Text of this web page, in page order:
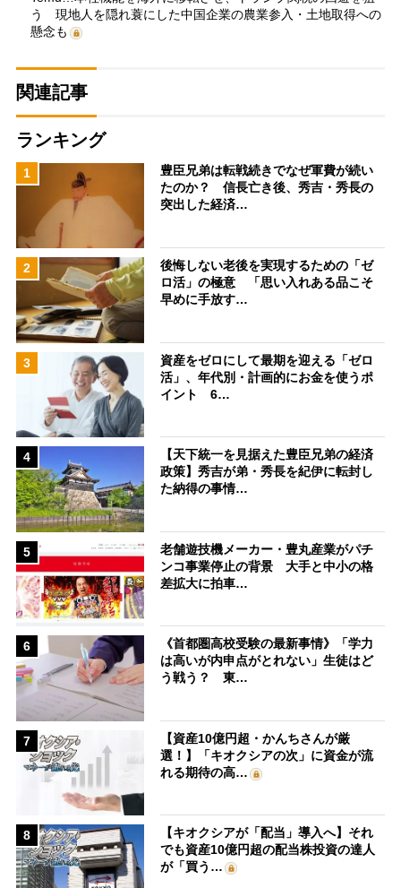
う 現地人を隠れ蓑にした中国企業の農業参入・土地取得への
懸念も
関連記事
ランキング
1
豊臣兄弟は転戦続きでなぜ軍費が続い
たのか？ 信長亡き後、秀吉・秀長の
突出した経済…
2
後悔しない老後を実現するための「ゼ
ロ活」の極意 「思い入れある品こそ
早めに手放す…
3
資産をゼロにして最期を迎える「ゼロ
活」、年代別・計画的にお金を使うポ
イント 6…
4
【天下統一を見据えた豊臣兄弟の経済
政策】秀吉が弟・秀長を紀伊に転封し
た納得の事情…
5
老舗遊技機メーカー・豊丸産業がパチ
ンコ事業停止の背景 大手と中小の格
差拡大に拍車…
6
《首都圏高校受験の最新事情》「学力
は高いが内申点がとれない」生徒はど
う戦う？ 東…
7
【資産10億円超・かんちさんが厳
選！】「キオクシアの次」に資金が流
れる期待の高…
8
【キオクシアが「配当」導入へ】それ
でも資産10億円超の配当株投資の達人
が「買う…